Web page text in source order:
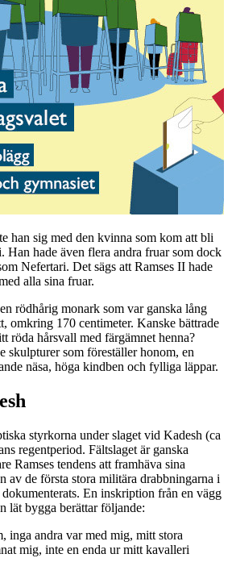
han sig med den kvinna som kom att bli
Han hade även flera andra fruar som dock
Nefertari. Det sägs att Ramses II hade
alla sina fruar.
rödhårig monark som var ganska lång
omkring 170 centimeter. Kanske bättrade
röda hårsvall med färgämnet henna?
skulpturer som föreställer honom, en
näsa, höga kindben och fylliga läppar.
styrkorna under slaget vid Kadesh (ca
regentperiod. Fältslaget är ganska
Ramses tendens att framhäva sina
av de första stora militära drabbningarna i
En inskription från en vägg
lät bygga berättar följande:
inga andra var med mig, mitt stora
mig, inte en enda ur mitt kavalleri